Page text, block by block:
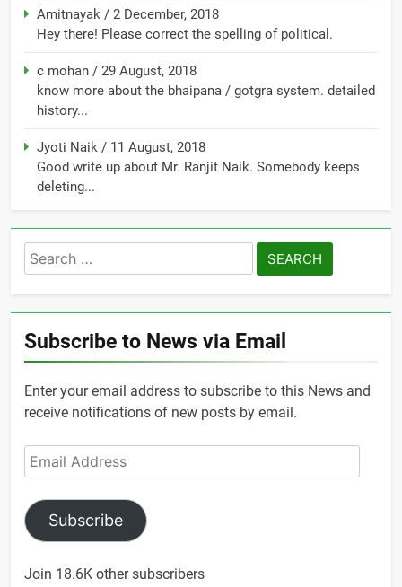
Amitnayak / 2 December, 2018
Hey there! Please correct the spelling of political.
c mohan / 29 August, 2018
know more about the bhaipana / gotgra system. detailed
history...
Jyoti Naik / 11 August, 2018
Good write up about Mr. Ranjit Naik. Somebody keeps
deleting...
Search
for:
Subscribe to News via Email
Enter your email address to subscribe to this News and
receive notifications of new posts by email.
Email
Address
Subscribe
Join 18.6K other subscribers